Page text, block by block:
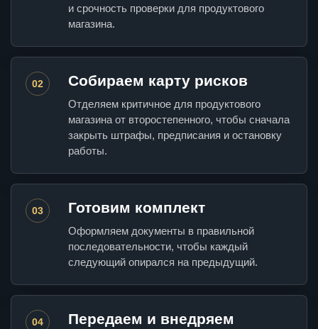
и срочность проверки для продуктового
магазина.
02 Собираем карту рисков
Отделяем критичное для продуктового
магазина от второстепенного, чтобы сначала
закрыть штрафы, предписания и остановку
работы.
03 Готовим комплект
Оформляем документы в правильной
последовательности, чтобы каждый
следующий опирался на предыдущий.
04 Передаем и внедряем